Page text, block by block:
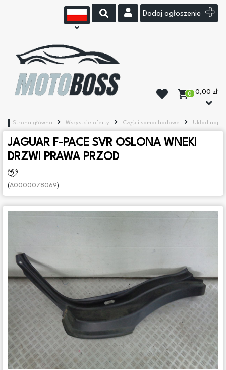
Dodaj ogłoszenie
0 0,00 zł
Strona główna Wszystkie oferty Części samochodowe Układ
JAGUAR F-PACE SVR OSLONA WNEKI
DRZWI PRAWA PRZOD
(A0000078069)